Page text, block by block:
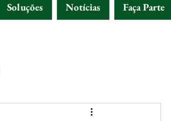
Soluções Notícias Faça Parte